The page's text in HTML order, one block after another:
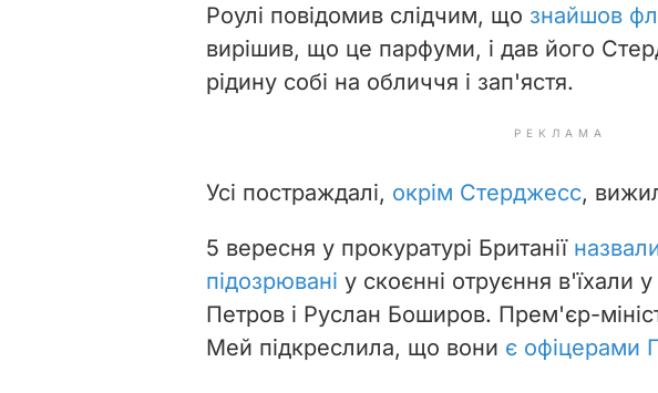
Роулі повідомив слідчим, що знайшов
вирішив, що це парфуми, і дав його
рідину собі на обличчя і зап'ястя.
РЕКЛАМА
Усі постраждалі, окрім Стерджесс,
5 вересня у прокуратурі Британії
підозрювані у скоєнні отруєння в'їхали
Петров і Руслан Боширов. Прем'єр-
Мей підкреслила, що вони є офіцерами